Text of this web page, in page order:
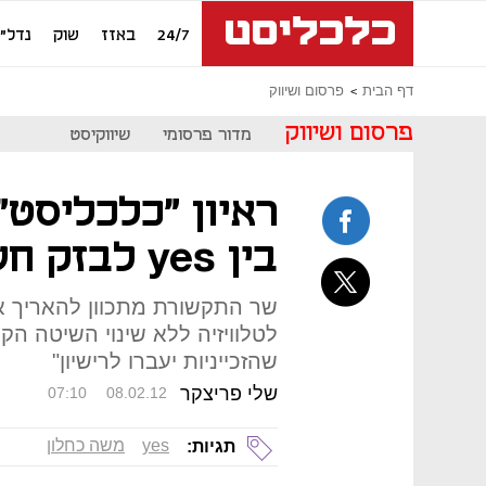
24/7 באזז שוק
דף הבית פרסום ושיווק
פרסום ושיווק מדור פרסומי שיווקיסט
ראיון
בין yes לבזק חשוב לתחרות"
שר התקשורת מתכוון להאריך
לטלוויזיה ללא שינוי השיטה
שהזכייניות יעברו לרישיון"
שלי פריצקר 07:10 08.02.12
תגיות: yes משה כחלון